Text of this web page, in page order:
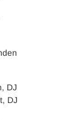
DJ
DJ